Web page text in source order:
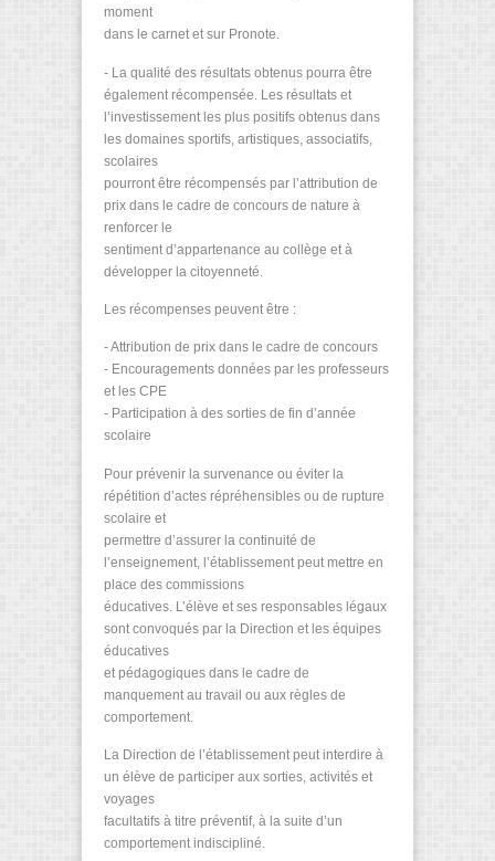
moment
dans le carnet et sur Pronote.
- La qualité des résultats obtenus pourra être
également récompensée. Les résultats et
l’investissement les plus positifs obtenus dans
les domaines sportifs, artistiques, associatifs,
scolaires
pourront être récompensés par l’attribution de
prix dans le cadre de concours de nature à
renforcer le
sentiment d’appartenance au collège et à
développer la citoyenneté.
Les récompenses peuvent être :
- Attribution de prix dans le cadre de concours
- Encouragements données par les professeurs
et les CPE
- Participation à des sorties de fin d’année
scolaire
Pour prévenir la survenance ou éviter la
répétition d’actes répréhensibles ou de rupture
scolaire et
permettre d’assurer la continuité de
l’enseignement, l’établissement peut mettre en
place des commissions
éducatives. L’élève et ses responsables légaux
sont convoqués par la Direction et les équipes
éducatives
et pédagogiques dans le cadre de
manquement au travail ou aux règles de
comportement.
La Direction de l’établissement peut interdire à
un élève de participer aux sorties, activités et
voyages
facultatifs à titre préventif, à la suite d’un
comportement indiscipliné.